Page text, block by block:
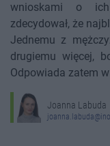
wnioskami o ich
zdecydował, że
Jednemu z
drugiemu więcej,
Odpowiada zatem
Joanna Labuda